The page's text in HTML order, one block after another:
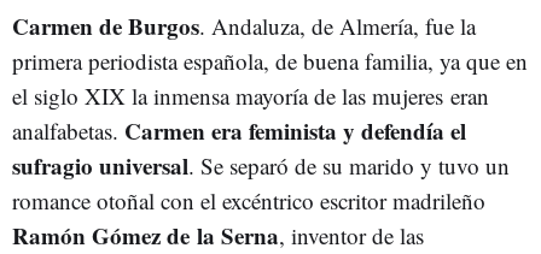
Carmen de Burgos. Andaluza, de Almería, fue la
primera periodista española, de buena familia, ya que en
el siglo XIX la inmensa mayoría de las mujeres eran
analfabetas. Carmen era feminista y defendía el
sufragio universal. Se separó de su marido y tuvo un
romance otoñal con el excéntrico escritor madrileño
Ramón Gómez de la Serna, inventor de las